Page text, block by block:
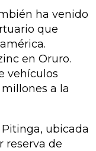
ha venido
que
en Oruro.
vehículos
a la
ubicada
reserva de